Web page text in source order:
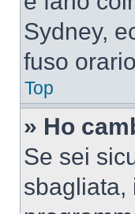
Sydney,
fuso
Top
» Ho
Se sei
sbagliata,